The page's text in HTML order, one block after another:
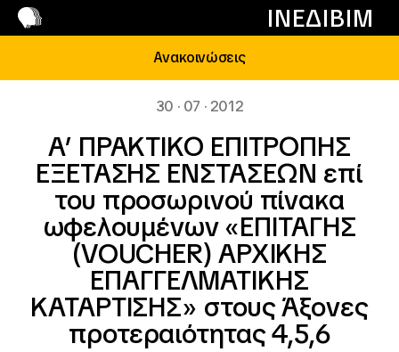
ΙΝΕΔΙΒΙΜ
Ανακοινώσεις
30 · 07 · 2012
A’ ΠΡΑΚΤΙΚΟ ΕΠΙΤΡΟΠΗΣ
ΕΞΕΤΑΣΗΣ ΕΝΣΤΑΣΕΩΝ επί
του προσωρινού πίνακα
ωφελουμένων «ΕΠΙΤΑΓΗΣ
(VOUCHER) ΑΡΧΙΚΗΣ
ΕΠΑΓΓΕΛΜΑΤΙΚΗΣ
ΚΑΤΑΡΤΙΣΗΣ» στους Άξονες
προτεραιότητας 4,5,6